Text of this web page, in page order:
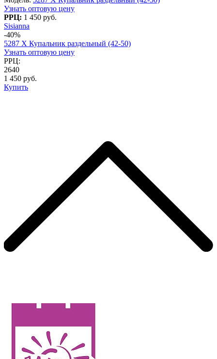
Узнать оптовую цену
РРЦ: 1 450 руб.
Sisianna
-40%
5287 X Купальник раздельный (42-50)
Узнать оптовую цену
РРЦ:
2640
1 450 руб.
Купить